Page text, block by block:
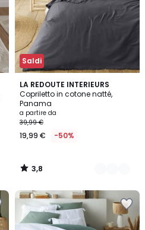
Saldi
LA REDOUTE INTERIEURS
Copriletto in cotone natté,
Panama
a partire da
39,99 €
19,99 € -50%
3,8
/ 5
5
Colori
3,8
/